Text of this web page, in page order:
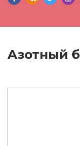
Азотный